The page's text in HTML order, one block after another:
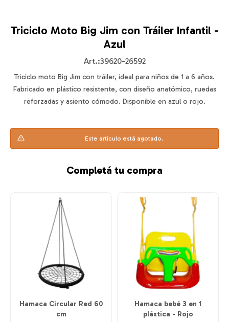
Triciclo Moto Big Jim con Tráiler Infantil -
Azul
39620-26592
Triciclo moto Big Jim con tráiler, ideal para niños de 1 a 6 años.
Fabricado en plástico resistente, con diseño anatómico, ruedas
reforzadas y asiento cómodo. Disponible en azul o rojo.
Este artículo está agotado.
Completá tu compra
Hamaca Circular Red 60
cm
Hamaca bebé 3 en 1
plástica - Rojo